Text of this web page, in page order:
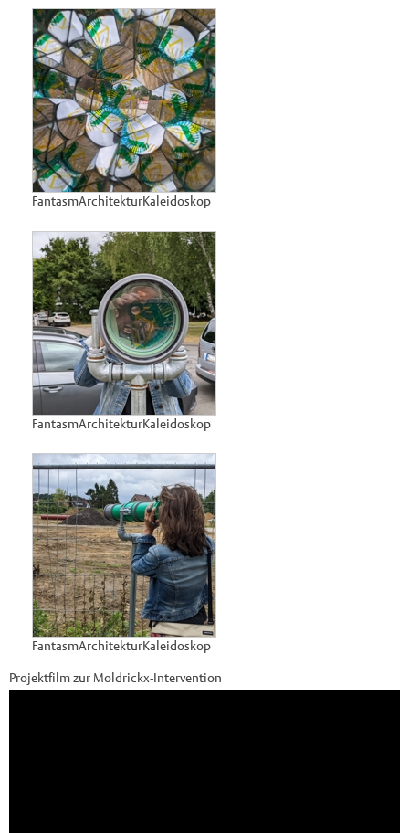
FantasmArchitekturKaleidoskop
FantasmArchitekturKaleidoskop
FantasmArchitekturKaleidoskop
Projektfilm zur Moldrickx-Intervention